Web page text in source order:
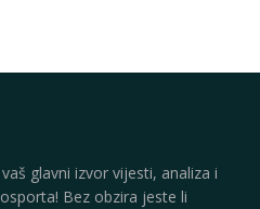
glavni izvor vijesti, analiza i
Bez obzira jeste li